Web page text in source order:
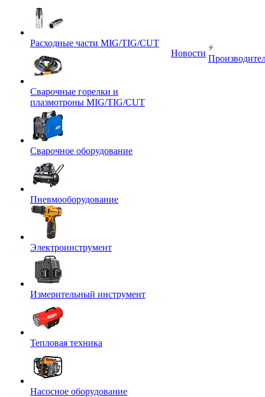
Расходные части MIG/TIG/CUT
Сварочные горелки и
плазмотроны MIG/TIG/CUT
Сварочное оборудование
Пневмооборудование
Электроинструмент
Измерительный инструмент
Тепловая техника
Насосное оборудование
Новости